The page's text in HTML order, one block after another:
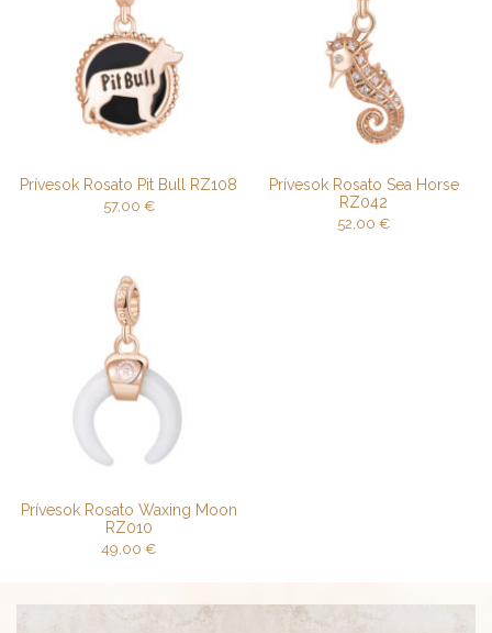
Prívesok Rosato Pit Bull RZ108
57,00 €
Prívesok Rosato Sea Horse
RZ042
52,00 €
Prívesok Rosato Waxing Moon
RZ010
49,00 €